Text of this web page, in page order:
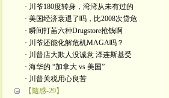
· 川爷180度转身，湾湾从未有过的
· 美国经济衰退了吗，比2008次贷危
· 瞬间打苖六种Drugstore抢钱啊
· 川爷还能化解危机MAGA吗？
· 川普店大欺人没诚意 泽连斯基受
· 海华的 “加拿大 vs 美国”
· 川普关税用心良苦
【隨感-29】